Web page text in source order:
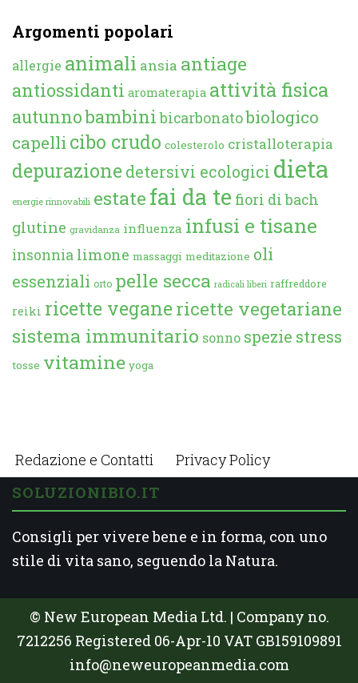
Argomenti popolari
allergie animali ansia antiage
antiossidanti aromaterapia attività fisica
autunnobambini bicarbonatobiologico
capelli cibo crudo colesterolo cristalloterapia
depurazione detersivi ecologici dieta
energie rinnovabili estate fai da te fiori di bach
glutine gravidanza influenza infusi e tisane
insonnia limone massaggi meditazione oli
essenziali orto pelle secca radicali liberi raffreddore
reiki ricette veganericette vegetariane
sistema immunitario sonno spezie stress
tosse vitamine yoga
Redazione e Contatti Privacy Policy
SOLUZIONIBIO.IT
Consigli per vivere bene e in forma, con uno
stile di vita sano, seguendo la Natura.
© New European Media Ltd. | Company no.
7212256 Registered 06-Apr-10 VAT GB159109891
info@neweuropeanmedia.com